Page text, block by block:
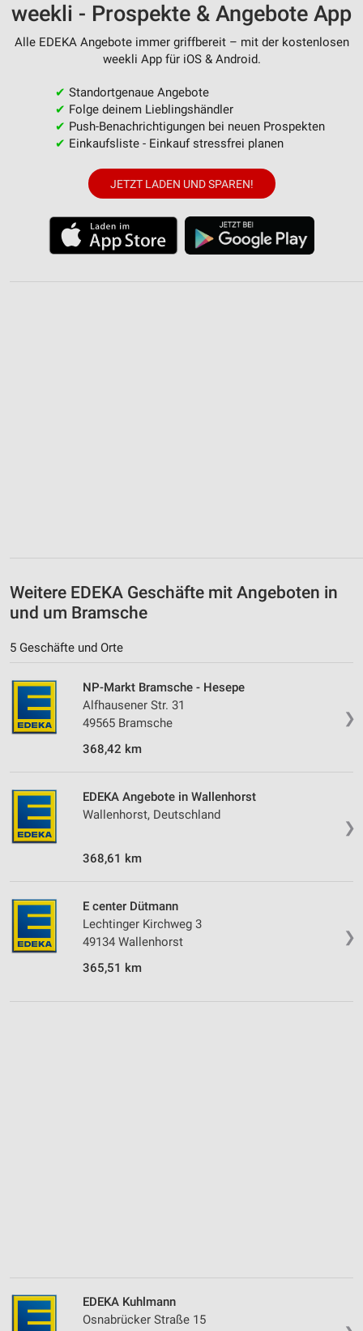
weekli - Prospekte & Angebote App
Alle EDEKA Angebote immer griffbereit – mit der kostenlosen
weekli App für iOS & Android.
✔ Standortgenaue Angebote
✔ Folge deinem Lieblingshändler
✔ Push-Benachrichtigungen bei neuen Prospekten
✔ Einkaufsliste - Einkauf stressfrei planen
JETZT LADEN UND SPAREN!
Weitere EDEKA Geschäfte mit Angeboten in
und um Bramsche
5 Geschäfte und Orte
❯
NP-Markt Bramsche - Hesepe
Alfhausener Str. 31
49565 Bramsche
368,42 km
❯
EDEKA Angebote in Wallenhorst
Wallenhorst, Deutschland
368,61 km
❯
E center Dütmann
Lechtinger Kirchweg 3
49134 Wallenhorst
365,51 km
EDEKA Kuhlmann
Osnabrücker Straße 15